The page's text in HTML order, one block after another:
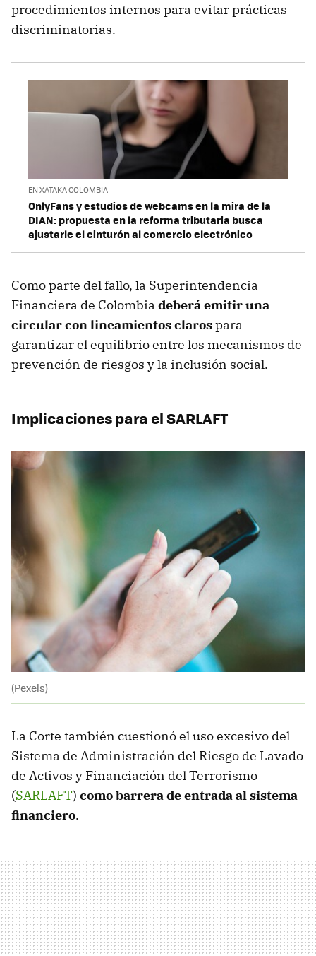
procedimientos internos para evitar prácticas
discriminatorias.
EN XATAKA COLOMBIA
OnlyFans y estudios de webcams en la mira de la
DIAN: propuesta en la reforma tributaria busca
ajustarle el cinturón al comercio electrónico
Como parte del fallo, la Superintendencia
Financiera de Colombia deberá emitir una
circular con lineamientos clarospara
garantizar el equilibrio entre los mecanismos de
prevención de riesgos y la inclusión social.
Implicaciones para el SARLAFT
(Pexels)
La Corte también cuestionó el uso excesivo del
Sistema de Administración del Riesgo de Lavado
de Activos y Financiación del Terrorismo
(SARLAFT) como barrera de entrada al sistema
financiero.